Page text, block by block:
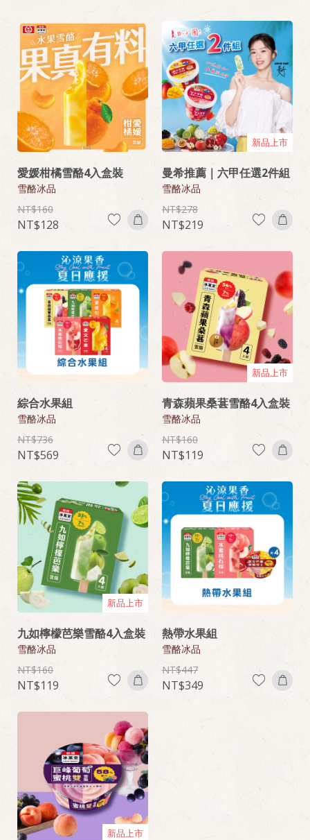
愛媛柑橘雪酪4入盒裝
雪酪冰品
160
128
新品上市
曼希推薦｜六甲任選2件組
雪酪冰品
278
219
綜合水果組
雪酪冰品
736
569
新品上市
青森蘋果桑葚雪酪4入盒裝
雪酪冰品
160
119
新品上市
九如檸檬芭樂雪酪4入盒裝
雪酪冰品
160
119
熱帶水果組
雪酪冰品
447
349
新品上市